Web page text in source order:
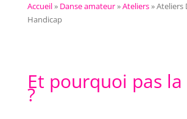
Accueil» Danse amateur»Ateliers»Ateliers
Handicap
Et pourquoi pas la
?